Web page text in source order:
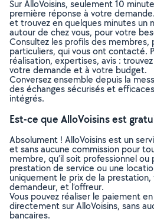
Sur AlloVoisins, seulement 10
première réponse à votre
et trouvez en quelques minutes un
autour de chez vous, pour votre
Consultez les profils des membres,
particuliers, qui vous ont contacté.
réalisation, expertises, avis :
votre demande et à votre budget.
Conversez ensemble depuis la
des échanges sécurisés et
intégrés.
Est-ce que AlloVoisins est
Absolument ! AlloVoisins est un
et sans aucune commission pour
membre, qu’il soit professionnel ou
prestation de service ou une
uniquement le prix de la prestation,
demandeur, et l’offreur.
Vous pouvez réaliser le paiement
directement sur AlloVoisins, sans
bancaires.